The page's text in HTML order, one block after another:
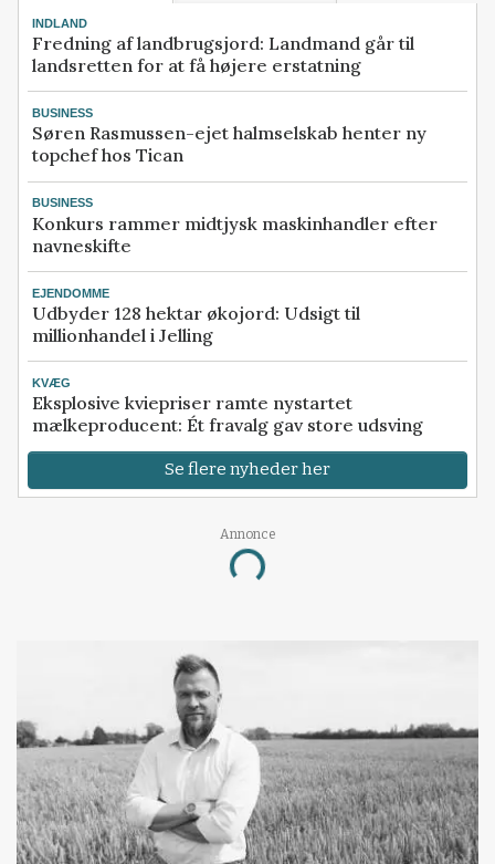
INDLAND
Fredning af landbrugsjord: Landmand går til
landsretten for at få højere erstatning
BUSINESS
Søren Rasmussen-ejet halmselskab henter ny
topchef hos Tican
BUSINESS
Konkurs rammer midtjysk maskinhandler efter
navneskifte
EJENDOMME
Udbyder 128 hektar økojord: Udsigt til
millionhandel i Jelling
KVÆG
Eksplosive kviepriser ramte nystartet
mælkeproducent: Ét fravalg gav store udsving
Se flere nyheder her
Annonce
Loading...